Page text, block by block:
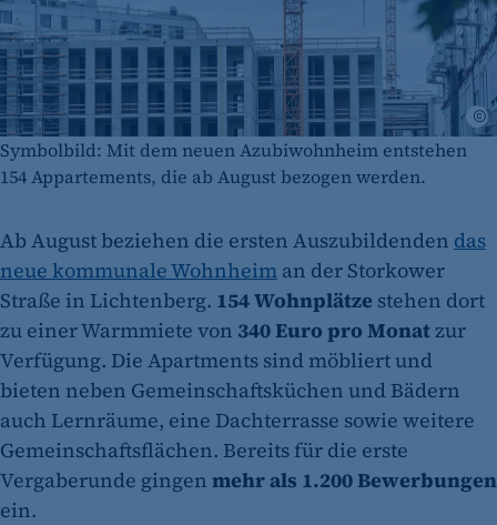
Symbolbild: Mit dem neuen Azubiwohnheim entstehen
154 Appartements, die ab August bezogen werden.
Ab August beziehen die ersten Auszubildenden das
neue kommunale Wohnheim an der Storkower
Straße in Lichtenberg. 154 Wohnplätze stehen dort
zu einer Warmmiete von 340 Euro pro Monatzur
Verfügung. Die Apartments sind möbliert und
bieten neben Gemeinschaftsküchen und Bädern
auch Lernräume, eine Dachterrasse sowie weitere
Gemeinschaftsflächen. Bereits für die erste
Vergaberunde gingen mehr als 1.200 Bewerbungen
ein.